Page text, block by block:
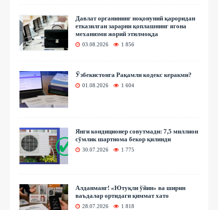
Давлат органининг ноқонуний қароридан
етказилган зарарни қоплашнинг ягона
механизми жорий этилмоқда
03.08.2026 1 856
Ўзбекистонга Рақамли кодекс керакми?
01.08.2026 1 604
Янги кондиционер совутмади: 7,5 миллион
сўмлик шартнома бекор қилинди
30.07.2026 1 775
Алданманг! «Ютуқли ўйин» ва ширин
ваъдалар ортидаги қиммат хато
28.07.2026 1 818